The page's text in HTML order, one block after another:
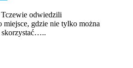
odwiedzili
miejsce, gdzie nie tylko można
skorzystać…..